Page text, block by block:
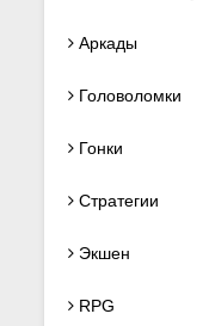
Аркады
Головоломки
Гонки
Стратегии
Экшен
RPG